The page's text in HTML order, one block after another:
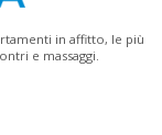
in affitto, le più
e massaggi.